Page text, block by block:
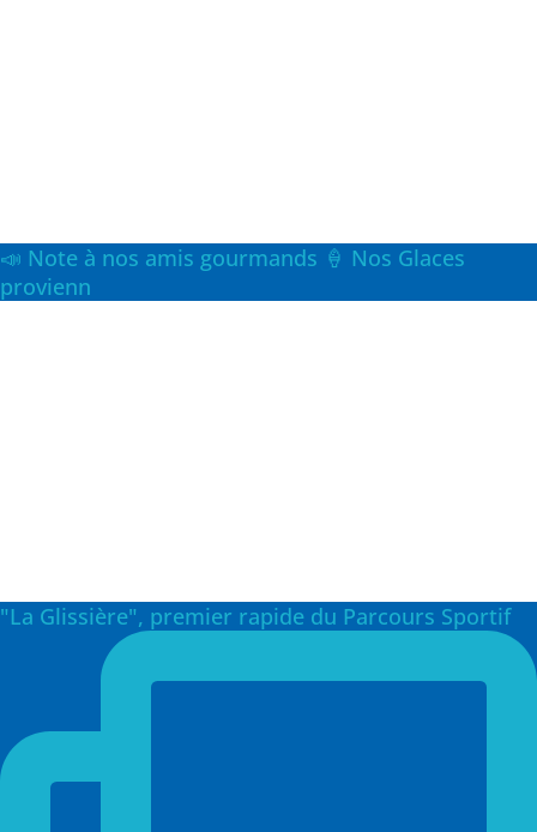
📣 Note à nos amis gourmands 🍦 Nos Glaces
provienn
"La Glissière", premier rapide du Parcours Sportif